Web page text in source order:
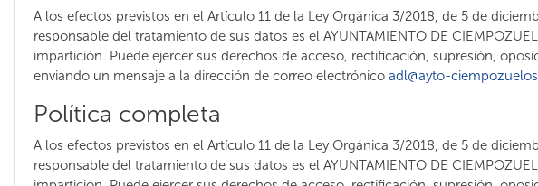
A los efectos previstos en el Artículo 11 de la Ley Orgánica 3/2018, de 5 de
responsable del tratamiento de sus datos es el AYUNTAMIENTO DE
impartición. Puede ejercer sus derechos de acceso, rectificación, supresión,
enviando un mensaje a la dirección de correo electrónico adl@ayto-
Política completa
A los efectos previstos en el Artículo 11 de la Ley Orgánica 3/2018, de 5 de
responsable del tratamiento de sus datos es el AYUNTAMIENTO DE